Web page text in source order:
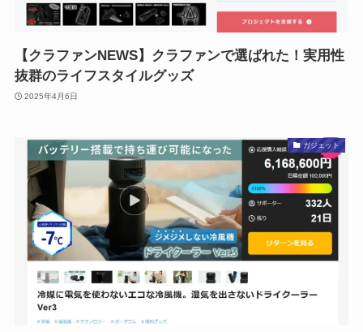
【クラファンNEWS】クラファンで選ばれた！実用性
抜群のライフスタイルグッズ
2025年4月6日
ガジェット